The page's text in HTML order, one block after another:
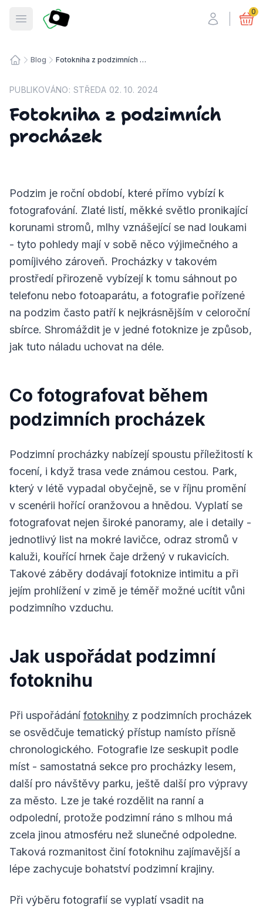
Otevřít menu
Fotosmart 0
Blog Fotokniha z podzimních procházek
PUBLIKOVÁNO: STŘEDA 02. 10. 2024
Fotokniha z podzimních
procházek
Podzim je roční období, které přímo vybízí k
fotografování. Zlaté listí, měkké světlo pronikající
korunami stromů, mlhy vznášející se nad loukami
- tyto pohledy mají v sobě něco výjimečného a
pomíjivého zároveň. Procházky v takovém
prostředí přirozeně vybízejí k tomu sáhnout po
telefonu nebo fotoaparátu, a fotografie pořízené
na podzim často patří k nejkrásnějším v celoroční
sbírce. Shromáždit je v jedné fotoknize je způsob,
jak tuto náladu uchovat na déle.
Co fotografovat během
podzimních procházek
Podzimní procházky nabízejí spoustu příležitostí k
focení, i když trasa vede známou cestou. Park,
který v létě vypadal obyčejně, se v říjnu promění
v scenérii hořící oranžovou a hnědou. Vyplatí se
fotografovat nejen široké panoramy, ale i detaily -
jednotlivý list na mokré lavičce, odraz stromů v
kaluži, kouřící hrnek čaje držený v rukavicích.
Takové záběry dodávají fotoknize intimitu a při
jejím prohlížení v zimě je téměř možné ucítit vůni
podzimního vzduchu.
Jak uspořádat podzimní
fotoknihu
Při uspořádání fotoknihy z podzimních procházek
se osvědčuje tematický přístup namísto přísně
chronologického. Fotografie lze seskupit podle
míst - samostatná sekce pro procházky lesem,
další pro návštěvy parku, ještě další pro výpravy
za město. Lze je také rozdělit na ranní a
odpolední, protože podzimní ráno s mlhou má
zcela jinou atmosféru než slunečné odpoledne.
Taková rozmanitost činí fotoknihu zajímavější a
lépe zachycuje bohatství podzimní krajiny.
Při výběru fotografií se vyplatí vsadit na